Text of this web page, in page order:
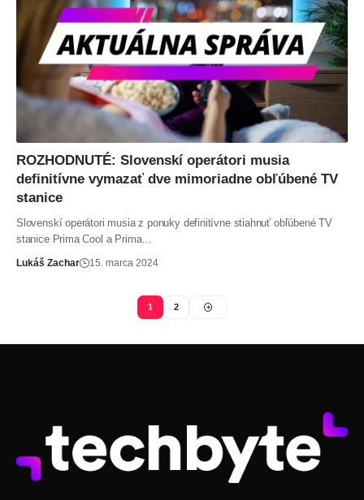
ROZHODNUTÉ: Slovenskí operátori musia
definitívne vymazať dve mimoriadne obľúbené TV
stanice
Slovenskí operátori musia z ponuky definitívne stiahnuť obľúbené TV
stanice Prima Cool a Prima…
Lukáš Zachar 15. marca 2024
1 2